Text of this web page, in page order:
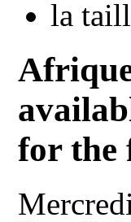
for the